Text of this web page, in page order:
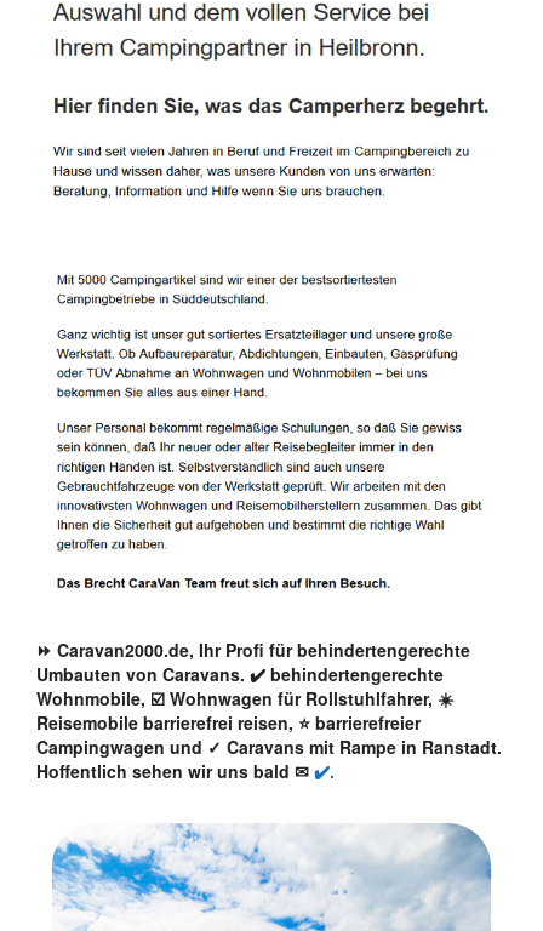
⏩ Caravan2000.de, Ihr Profi für behindertengerechte
Umbauten von Caravans. ✔️ behindertengerechte
Wohnmobile, ☑️ Wohnwagen für Rollstuhlfahrer, ☀️
Reisemobile barrierefrei reisen, ⭐ barrierefreier
Campingwagen und ✓ Caravans mit Rampe in Ranstadt.
Hoffentlich sehen wir uns bald ✉ ✔️.